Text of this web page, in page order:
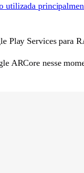
utilizada
Play Services para
ARCore nesse